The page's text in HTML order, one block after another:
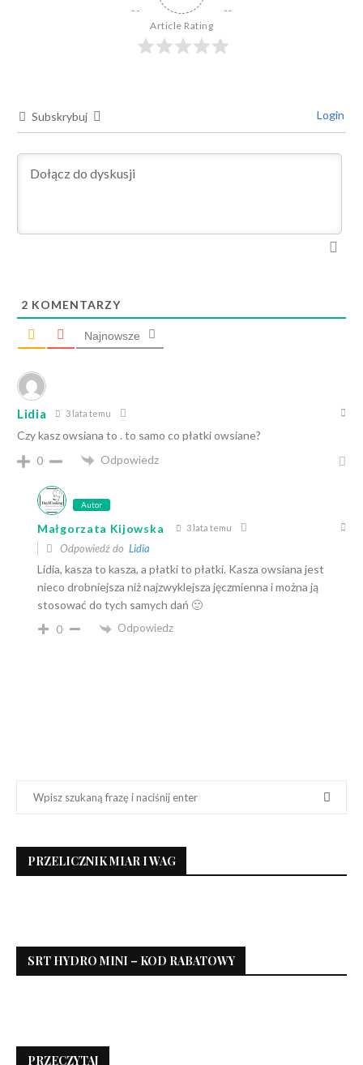
Article Rating
Subskrybuj Login
2 KOMENTARZY
Najnowsze
Lidia 3 lata temu
Czy kasz owsiana to . to samo co płatki owsiane?
0
Odpowiedz
Autor
Małgorzata Kijowska 3 lata temu
Odpowiedź do Lidia
Lidia, kasza to kasza, a płatki to płatki. Kasza owsiana jest
nieco drobniejsza niż najzwyklejsza jęczmienna i można ją
stosować do tych samych dań 🙂
0 Odpowiedz
PRZELICZNIK MIAR I WAG
SRT HYDRO MINI – KOD RABATOWY
PRZECZYTAJ